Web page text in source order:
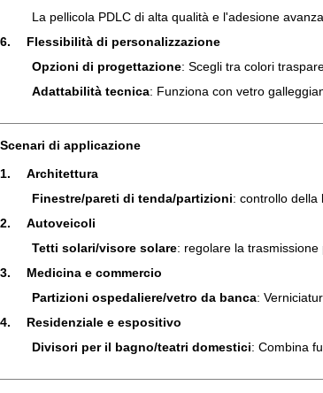
La pellicola PDLC di alta qualità e l'adesione
6.
Flessibilità di personalizzazione
Opzioni di progettazione: Scegli tra colori
Adattabilità tecnica: Funziona con vetro
Scenari di applicazione
1.
Architettura
Finestre/pareti di tenda/partizioni: controllo della
2.
Autoveicoli
Tetti solari/visore solare: regolare la
3.
Medicina e commercio
Partizioni ospedaliere/vetro da banca:
4.
Residenziale e espositivo
Divisori per il bagno/teatri domestici: Combina